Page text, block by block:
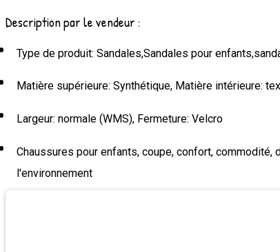
Description par le vendeur :
Type de produit: Sandales,Sandales pour
Matière supérieure: Synthétique, Matière intérieure:
Largeur: normale (WMS), Fermeture: Velcro
Chaussures pour enfants, coupe, confort, commodité,
l'environnement